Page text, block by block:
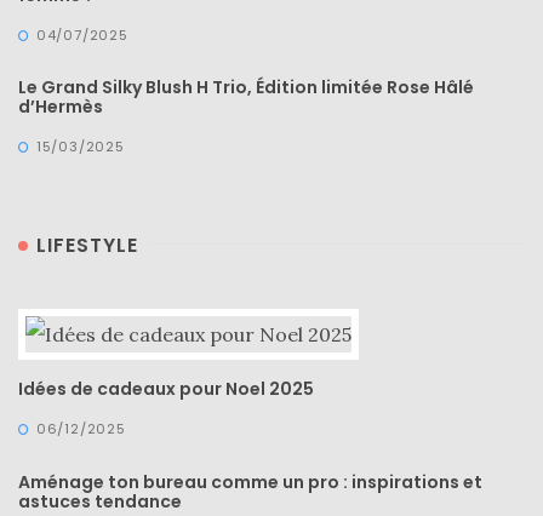
04/07/2025
Le Grand Silky Blush H Trio, Édition limitée Rose Hâlé
d’Hermès
15/03/2025
LIFESTYLE
Idées de cadeaux pour Noel 2025
06/12/2025
Aménage ton bureau comme un pro : inspirations et
astuces tendance